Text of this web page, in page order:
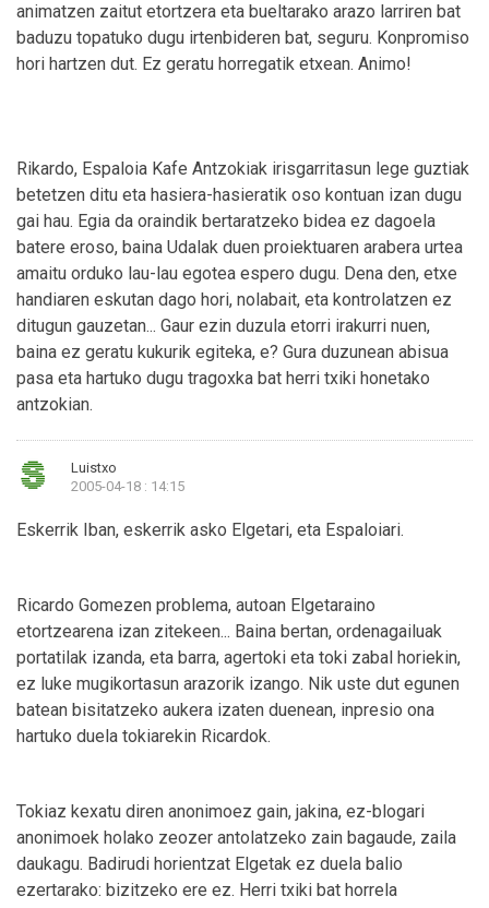
animatzen zaitut etortzera eta bueltarako arazo larriren bat
baduzu topatuko dugu irtenbideren bat, seguru. Konpromiso
hori hartzen dut. Ez geratu horregatik etxean. Animo!
Rikardo, Espaloia Kafe Antzokiak irisgarritasun lege guztiak
betetzen ditu eta hasiera-hasieratik oso kontuan izan dugu
gai hau. Egia da oraindik bertaratzeko bidea ez dagoela
batere eroso, baina Udalak duen proiektuaren arabera urtea
amaitu orduko lau-lau egotea espero dugu. Dena den, etxe
handiaren eskutan dago hori, nolabait, eta kontrolatzen ez
ditugun gauzetan... Gaur ezin duzula etorri irakurri nuen,
baina ez geratu kukurik egiteka, e? Gura duzunean abisua
pasa eta hartuko dugu tragoxka bat herri txiki honetako
antzokian.
Luistxo
2005-04-18 : 14:15
Eskerrik Iban, eskerrik asko Elgetari, eta Espaloiari.
Ricardo Gomezen problema, autoan Elgetaraino
etortzearena izan zitekeen... Baina bertan, ordenagailuak
portatilak izanda, eta barra, agertoki eta toki zabal horiekin,
ez luke mugikortasun arazorik izango. Nik uste dut egunen
batean bisitatzeko aukera izaten duenean, inpresio ona
hartuko duela tokiarekin Ricardok.
Tokiaz kexatu diren anonimoez gain, jakina, ez-blogari
anonimoek holako zeozer antolatzeko zain bagaude, zaila
daukagu. Badirudi horientzat Elgetak ez duela balio
ezertarako: bizitzeko ere ez. Herri txiki bat horrela